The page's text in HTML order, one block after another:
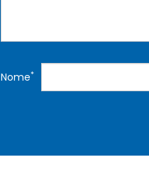
Nome*